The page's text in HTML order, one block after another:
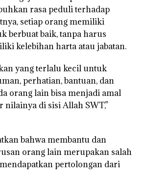
rasa peduli terhadap
setiap orang memiliki
berbuat baik, tanpa harus
kelebihan harta atau jabatan.
yang terlalu kecil untuk
perhatian, bantuan, dan
orang lain bisa menjadi amal
nilainya di sisi Allah SWT,”
bahwa membantu dan
orang lain merupakan salah
pertolongan dari